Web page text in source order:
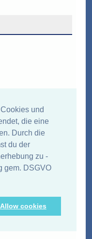
und
die eine
Durch die
du der
zu -
gem. DSGVO
Allow cookies
- ein